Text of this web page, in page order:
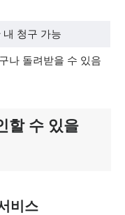
내 청구 가능
나 돌려받을 수 있음
할 수 있을
비스